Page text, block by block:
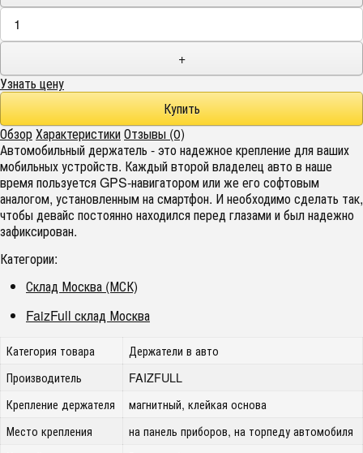
+
Узнать цену
ОбзорХарактеристикиОтзывы (0)
Автомобильный держатель - это надежное крепление для ваших
мобильных устройств. Каждый второй владелец авто в наше
время пользуется GPS-навигатором или же его софтовым
аналогом, установленным на смартфон. И необходимо сделать так,
чтобы девайс постоянно находился перед глазами и был надежно
зафиксирован.
Категории:
Склад Москва (МСК)
FaizFull склад Москва
Категория товара
Держатели в авто
Производитель
FAIZFULL
Крепление держателя
магнитный, клейкая основа
Место крепления
на панель приборов, на торпеду автомобиля